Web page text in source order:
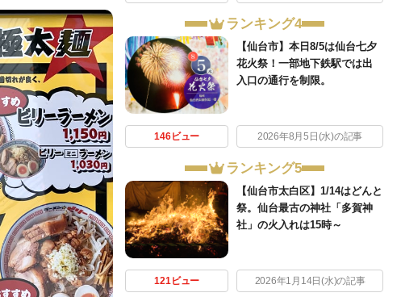
ランキング4
【仙台市】本日8/5は仙台七夕
花火祭！一部地下鉄駅では出
入口の通行を制限。
146ビュー 2026年8月5日(水)の記事
ランキング5
【仙台市太白区】1/14はどんと
祭。仙台最古の神社「多賀神
社」の火入れは15時～
121ビュー 2026年1月14日(水)の記事